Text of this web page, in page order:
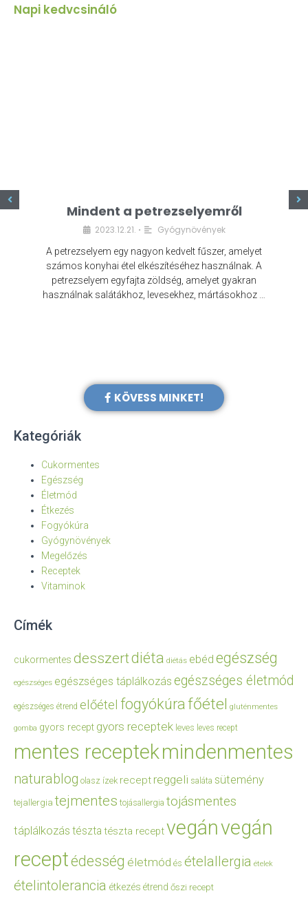
Napi kedvcsináló
Mindent a petrezselyemről
2023.12.21. • Gyógynövények
A petrezselyem egy nagyon kedvelt fűszer, amelyet
számos konyhai étel elkészítéséhez használnak. A
petrezselyem egyfajta zöldség, amelyet gyakran
használnak salátákhoz, levesekhez, mártásokhoz …
KÖVESS MINKET!
Kategóriák
Cukormentes
Egészség
Életmód
Étkezés
Fogyókúra
Gyógynövények
Megelőzés
Receptek
Vitaminok
Címék
cukormentes desszertdiéta diétás ebéd egészség
egészséges egészséges táplálkozás egészséges életmód
egészséges étrend előétel fogyókúrafőétel gluténmentes
gomba gyors recept gyors receptek leves leves recept
mentes receptekmindenmentes
naturablog olasz ízek recept reggeli saláta sütemény
tejallergia tejmentes tojásallergia tojásmentes
táplálkozás tészta tészta receptvegánvegán
receptédesség életmód és ételallergia ételek
ételintolerancia étkezés étrend őszi recept